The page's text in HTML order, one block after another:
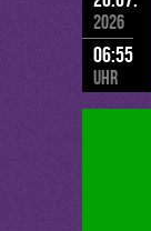
2026
06:55
Uhr